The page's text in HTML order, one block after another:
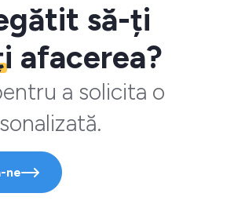
să-ți
afacerea?
a solicita o
ne